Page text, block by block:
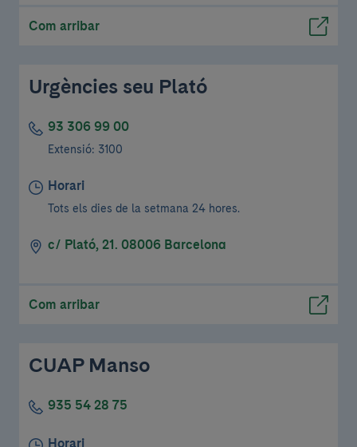
Com arribar
Urgències seu Plató
93 306 99 00
Extensió: 3100
Horari
Tots els dies de la setmana 24 hores.
c/ Plató, 21. 08006 Barcelona
Com arribar
CUAP Manso
935 54 28 75
Horari